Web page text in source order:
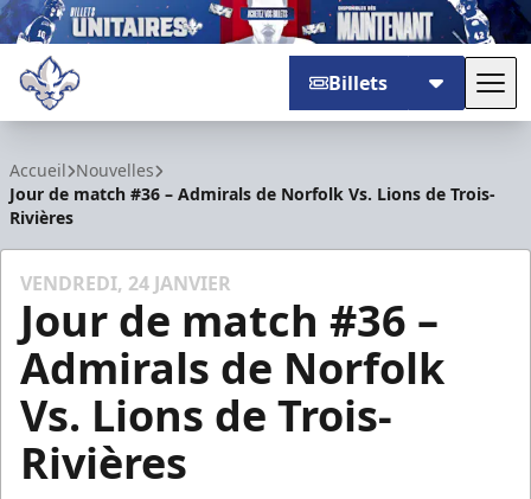
Billets
Accueil Nouvelles
Jour de match #36 – Admirals de Norfolk Vs. Lions de Trois-
Rivières
VENDREDI, 24 JANVIER
Jour de match #36 –
Admirals de Norfolk
Vs. Lions de Trois-
Rivières